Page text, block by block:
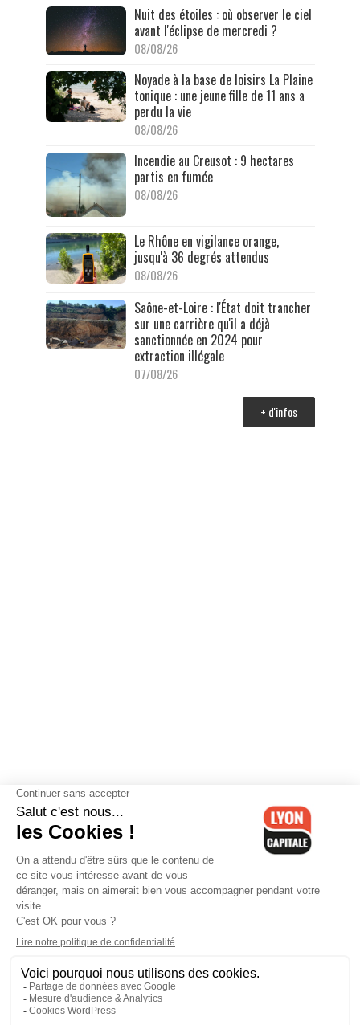
Nuit des étoiles : où observer le ciel
avant l'éclipse de mercredi ?
08/08/26
Noyade à la base de loisirs La Plaine
tonique : une jeune fille de 11 ans a
perdu la vie
08/08/26
Incendie au Creusot : 9 hectares
partis en fumée
08/08/26
Le Rhône en vigilance orange,
jusqu'à 36 degrés attendus
08/08/26
Saône-et-Loire : l'État doit trancher
sur une carrière qu'il a déjà
sanctionnée en 2024 pour
extraction illégale
07/08/26
+ d'infos
Contactez-nous-Mentions légales-CGV-Politique de
confidentialité-Gestion des cookies